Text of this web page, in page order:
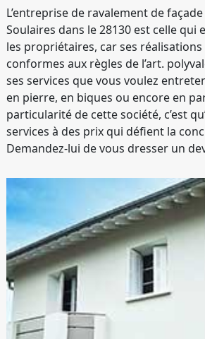
L’entreprise de ravalement de façade
Soulaires dans le 28130 est celle qui
les propriétaires, car ses
conformes aux règles de l’art.
ses services que vous voulez
en pierre, en biques ou encore en
particularité de cette société, c’est
services à des prix qui défient la
Demandez-lui de vous dresser un